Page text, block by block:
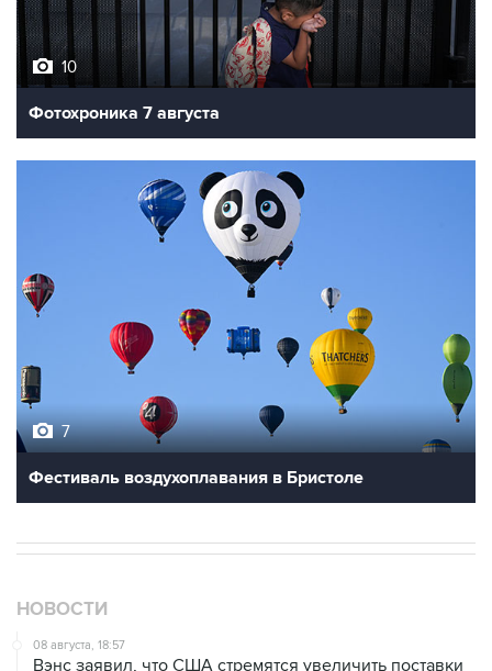
10
Фотохроника 7 августа
Фестиваль воздухоплавания в Бристоле
08 августа, 18:57
Вэнс заявил, что США стремятся увеличить поставки
энергоносителей через Ормуз